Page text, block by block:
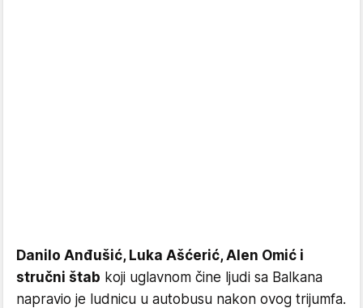
Danilo Anđušić, Luka Ašćerić, Alen Omić i
stručni štab koji uglavnom čine ljudi sa Balkana
napravio je ludnicu u autobusu nakon ovog trijumfa.